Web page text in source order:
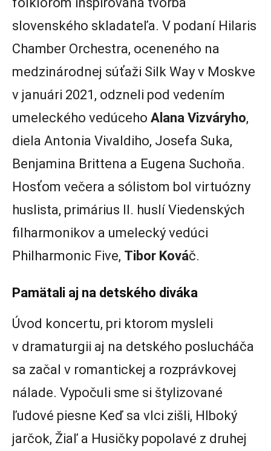
slovenského skladateľa. V podaní Hilaris
Chamber Orchestra, oceneného na
medzinárodnej súťaži Silk Way v Moskve
v januári 2021, odzneli pod vedením
umeleckého vedúceho Alana Vizváryho,
diela Antonia Vivaldiho, Josefa Suka,
Benjamina Brittena a Eugena Suchoňa.
Hosťom večera a sólistom bol virtuózny
huslista, primárius II. huslí Viedenských
filharmonikov a umelecký vedúci
Philharmonic Five, Tibor Kováč.
Pamätali aj na detského diváka
Úvod koncertu, pri ktorom mysleli
v dramaturgii aj na detského poslucháča
sa začal v romantickej a rozprávkovej
nálade. Vypočuli sme si štylizované
ľudové piesne Keď sa vlci zišli, Hlboký
jarčok, Žiaľ a Husičky popolavé z druhej